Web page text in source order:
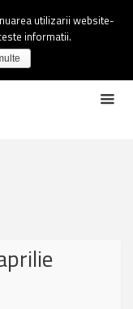
utilizarii website-
informatii.